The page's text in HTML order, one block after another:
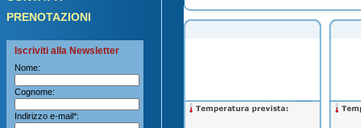
Iscriviti alla Newsletter
Nome:
Cognome:
Indirizzo e-mail*:
PRENOTAZIONI